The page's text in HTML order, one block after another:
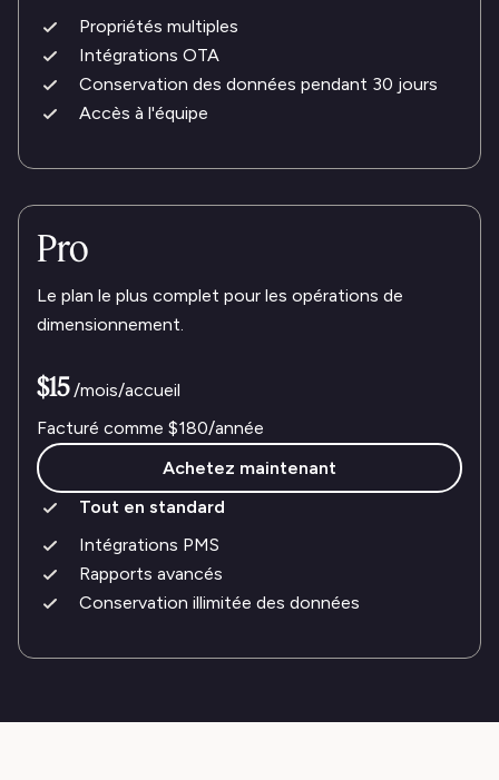
Propriétés multiples
Intégrations OTA
Conservation des données pendant 30 jours
Accès à l'équipe
Pro
Le plan le plus complet pour les opérations de
dimensionnement.
$15 /mois/accueil
Facturé comme $180/année
Achetez maintenant
Tout en standard
Intégrations PMS
Rapports avancés
Conservation illimitée des données